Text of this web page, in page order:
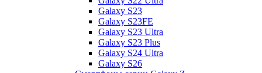
Galaxy S23
Galaxy S23FE
Galaxy S23 Ultra
Galaxy S23 Plus
Galaxy S24 Ultra
Galaxy S26